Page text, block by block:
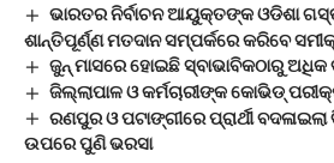
ଭାରତର ନିର୍ବାଚନ ଆୟୁକ୍ତଙ୍କ ଓଡିଶା
ଶାନ୍ତିପୂର୍ଣ୍ଣ ମତଦାନ ସମ୍ପର୍କରେ କରିବେ
ଜୁନ୍‌ ମାସରେ ହୋଇଛି ସ୍ବାଭାବିକଠାରୁ ଅଧିକ
ଜିଲ୍ଲାପାଳ ଓ କର୍ମଚାରୀଙ୍କ କୋଭିଡ୍‌
ରଣପୁର ଓ ପଟାଙ୍ଗୀରେ ପ୍ରାର୍ଥୀ
ଉପରେ ପୁଣି ଭରସା